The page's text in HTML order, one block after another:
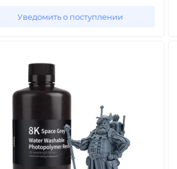
Уведомить о поступлении